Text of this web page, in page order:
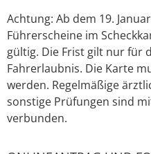
Achtung: Ab dem 19.
Führerscheine im
gültig. Die Frist gilt nur für
Fahrerlaubnis. Die Karte
werden. Regelmäßige
sonstige Prüfungen sind
verbunden.